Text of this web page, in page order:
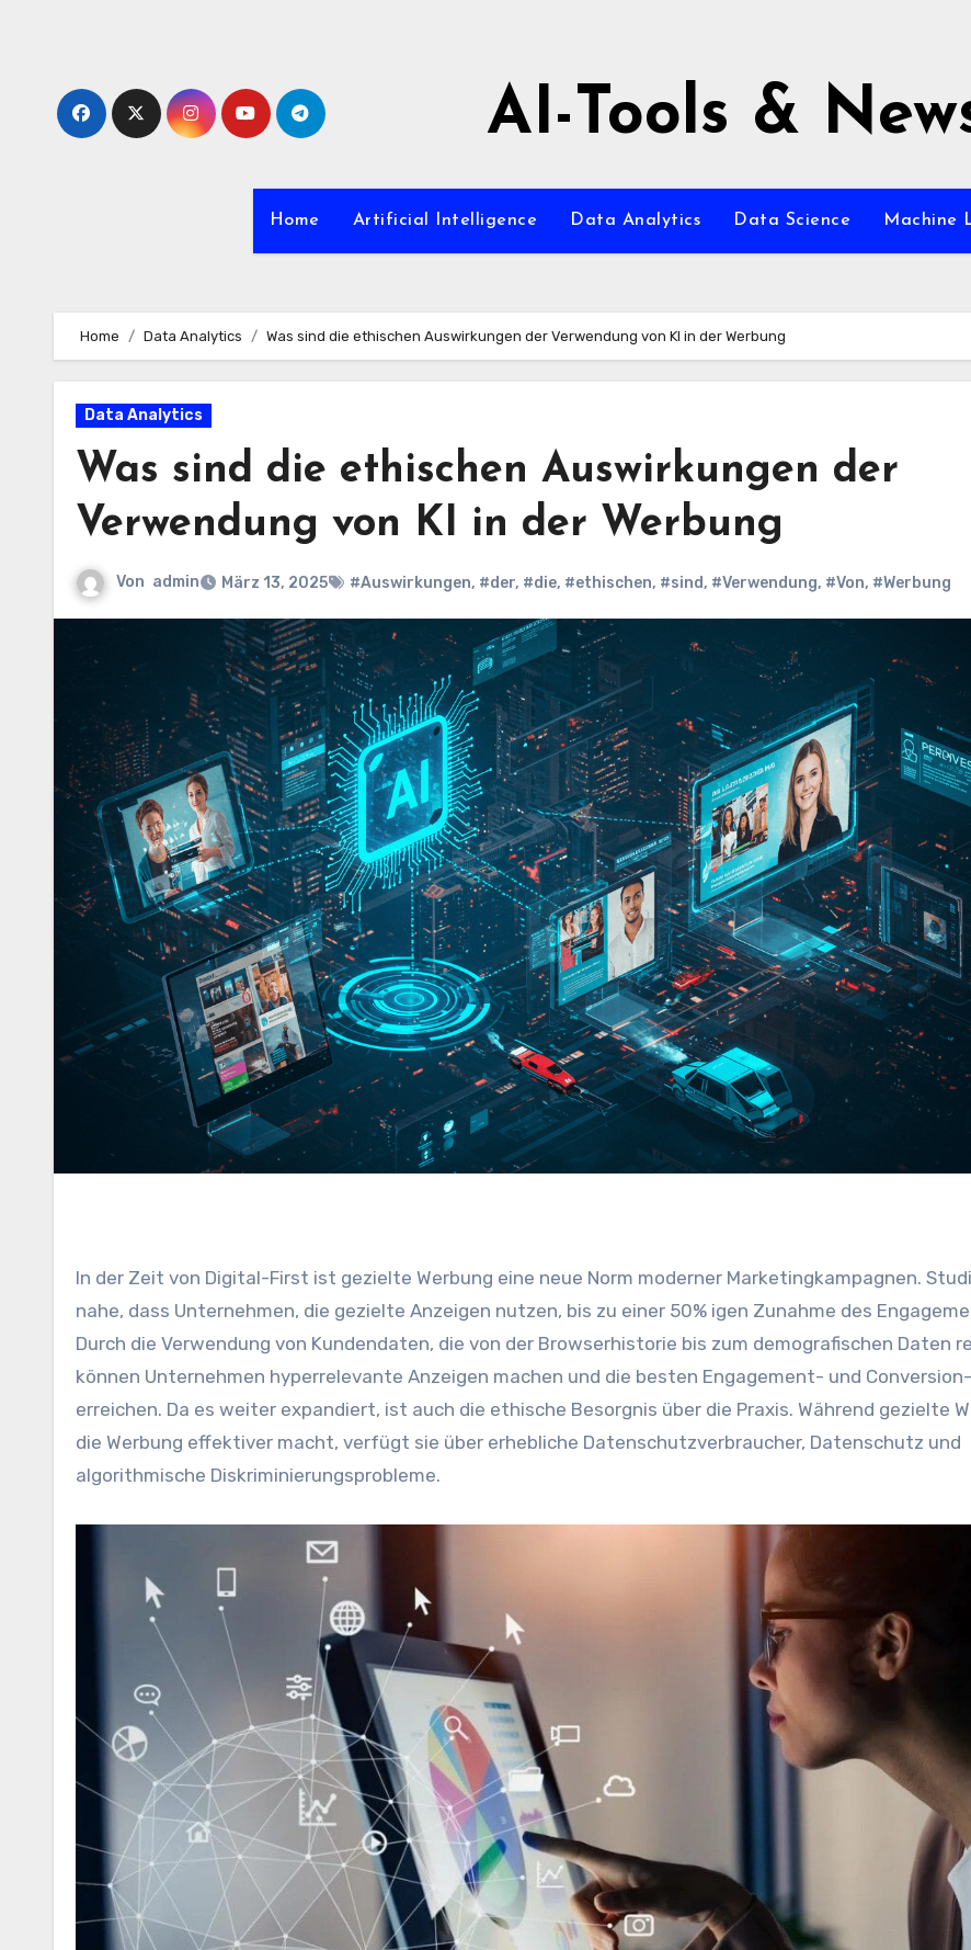
AI-Tools &
Home Artificial Intelligence Data Analytics Data Science Machine
Home Data Analytics Was sind die ethischen Auswirkungen der Verwendung von KI in der Werbung
Data Analytics
Was sind die ethischen Auswirkungen der
Verwendung von KI in der Werbung
Von admin März 13, 2025 #Auswirkungen, #der, #die, #ethischen, #sind, #Verwendung, #Von, #Werbung
In der Zeit von Digital-First ist gezielte Werbung eine neue Norm moderner Marketingkampagnen. Studien legen
nahe, dass Unternehmen, die gezielte Anzeigen nutzen, bis zu einer 50% igen Zunahme des
Durch die Verwendung von Kundendaten, die von der Browserhistorie bis zum demografischen Daten
können Unternehmen hyperrelevante Anzeigen machen und die besten Engagement- und
erreichen. Da es weiter expandiert, ist auch die ethische Besorgnis über die Praxis. Während gezielte
die Werbung effektiver macht, verfügt sie über erhebliche Datenschutzverbraucher, Datenschutz und
algorithmische Diskriminierungsprobleme.